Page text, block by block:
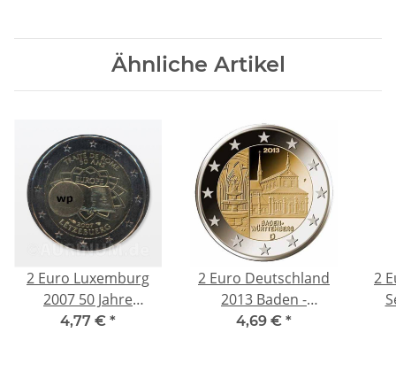
Ähnliche Artikel
2 Euro Luxemburg
2007 50 Jahre
Römische Verträge
4,77 € *
2 Euro Deutschland
2013 Baden -
Württemberg,
4,69 € *
2